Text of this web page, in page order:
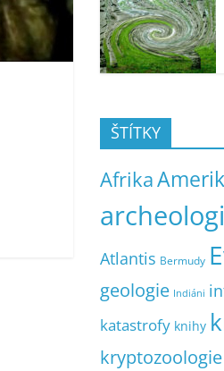
ŠTÍTKY
Afrika
Atlantis Bermudy
geologie Indiáni
katastrofy knihy
kryptozoologie